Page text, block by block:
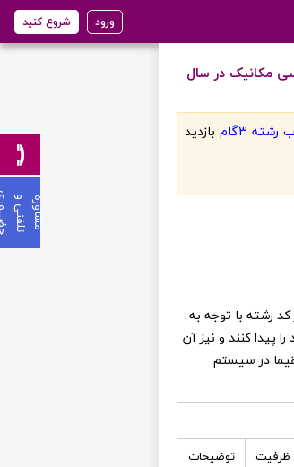
ورود شروع کنید
مکانیک در سال
3گام
بازديد
خود در هر کد رشته با توجه به
پیدا کنند و نیز آن
در سیستم
ظرفیت
توضیحات
م
ش
ا
و
ر
ه
ت
ل
ف
ن
ی
و
ح
ض
ـ
ـ
ـ
و
ر